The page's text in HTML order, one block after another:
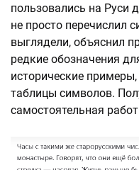
пользовались на Руси
не просто перечислил
выглядели, объяснил
редкие обозначения
исторические
таблицы символов.
самостоятельная